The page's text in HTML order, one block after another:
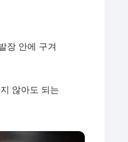
장 안에 구겨
않아도 되는